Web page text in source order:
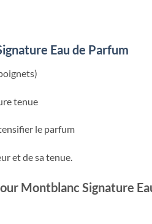
Eau de Parfum
tenue
le parfum
et de sa tenue.
Montblanc Signature